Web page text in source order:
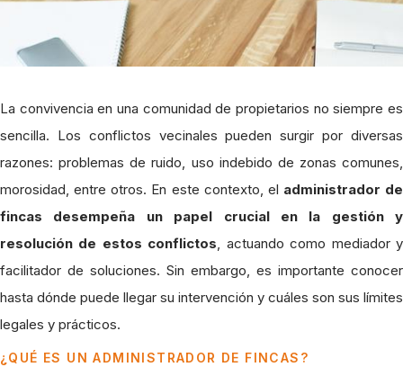
La convivencia en una comunidad de propietarios no siempre es
sencilla. Los conflictos vecinales pueden surgir por diversas
razones: problemas de ruido, uso indebido de zonas comunes,
morosidad, entre otros. En este contexto, el administrador de
fincas desempeña un papel crucial en la gestión y
resolución de estos conflictos, actuando como mediador y
facilitador de soluciones. Sin embargo, es importante conocer
hasta dónde puede llegar su intervención y cuáles son sus límites
legales y prácticos.
¿QUÉ ES UN ADMINISTRADOR DE FINCAS?